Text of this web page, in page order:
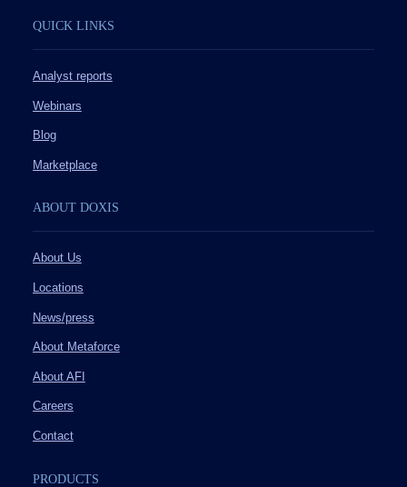
QUICK LINKS
Analyst reports
Webinars
Blog
Marketplace
ABOUT DOXIS
About Us
Locations
News/press
About Metaforce
About AFI
Careers
Contact
PRODUCTS